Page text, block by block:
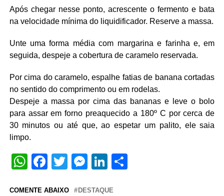
Após chegar nesse ponto, acrescente o fermento e bata
na velocidade mínima do liquidificador. Reserve a massa.
Unte uma forma média com margarina e farinha e, em
seguida, despeje a cobertura de caramelo reservada.
Por cima do caramelo, espalhe fatias de banana cortadas
no sentido do comprimento ou em rodelas.
Despeje a massa por cima das bananas e leve o bolo
para assar em forno preaquecido a 180º C por cerca de
30 minutos ou até que, ao espetar um palito, ele saia
limpo.
WhatsApp
Facebook
TwitterMessenger
LinkedIn
COMENTE ABAIXO DESTAQUE